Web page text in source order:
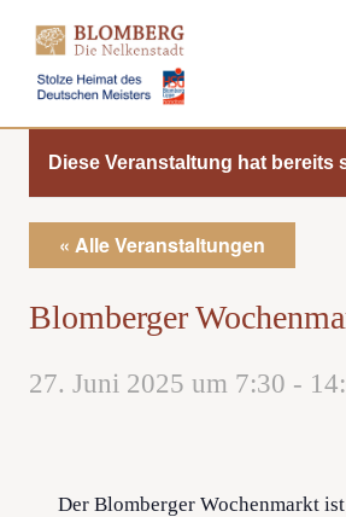
Inhalt
Diese Veranstaltung hat bereits
« Alle Veranstaltungen
Blomberger
27. Juni 2025 um 7:30 -
Der Blomberger Wochenmarkt